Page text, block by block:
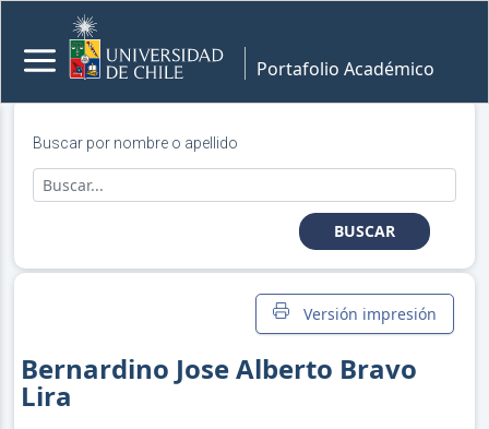
Portafolio Académico
Buscar por nombre o apellido
BUSCAR
Versión impresión
Bernardino Jose Alberto Bravo
Lira